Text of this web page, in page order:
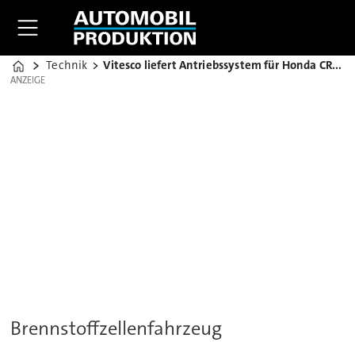
Home
Technik Vitesco liefert Antriebssystem für Honda CR-V e:FCEV
ANZEIGE
ANZEIGE
Brennstoffzellenfahrzeug